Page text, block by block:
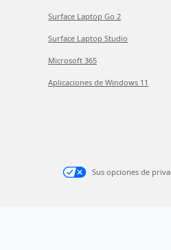
Surface Laptop Go 2
Surface Laptop Studio
Microsoft 365
Aplicaciones de Windows 11
Sus opciones de